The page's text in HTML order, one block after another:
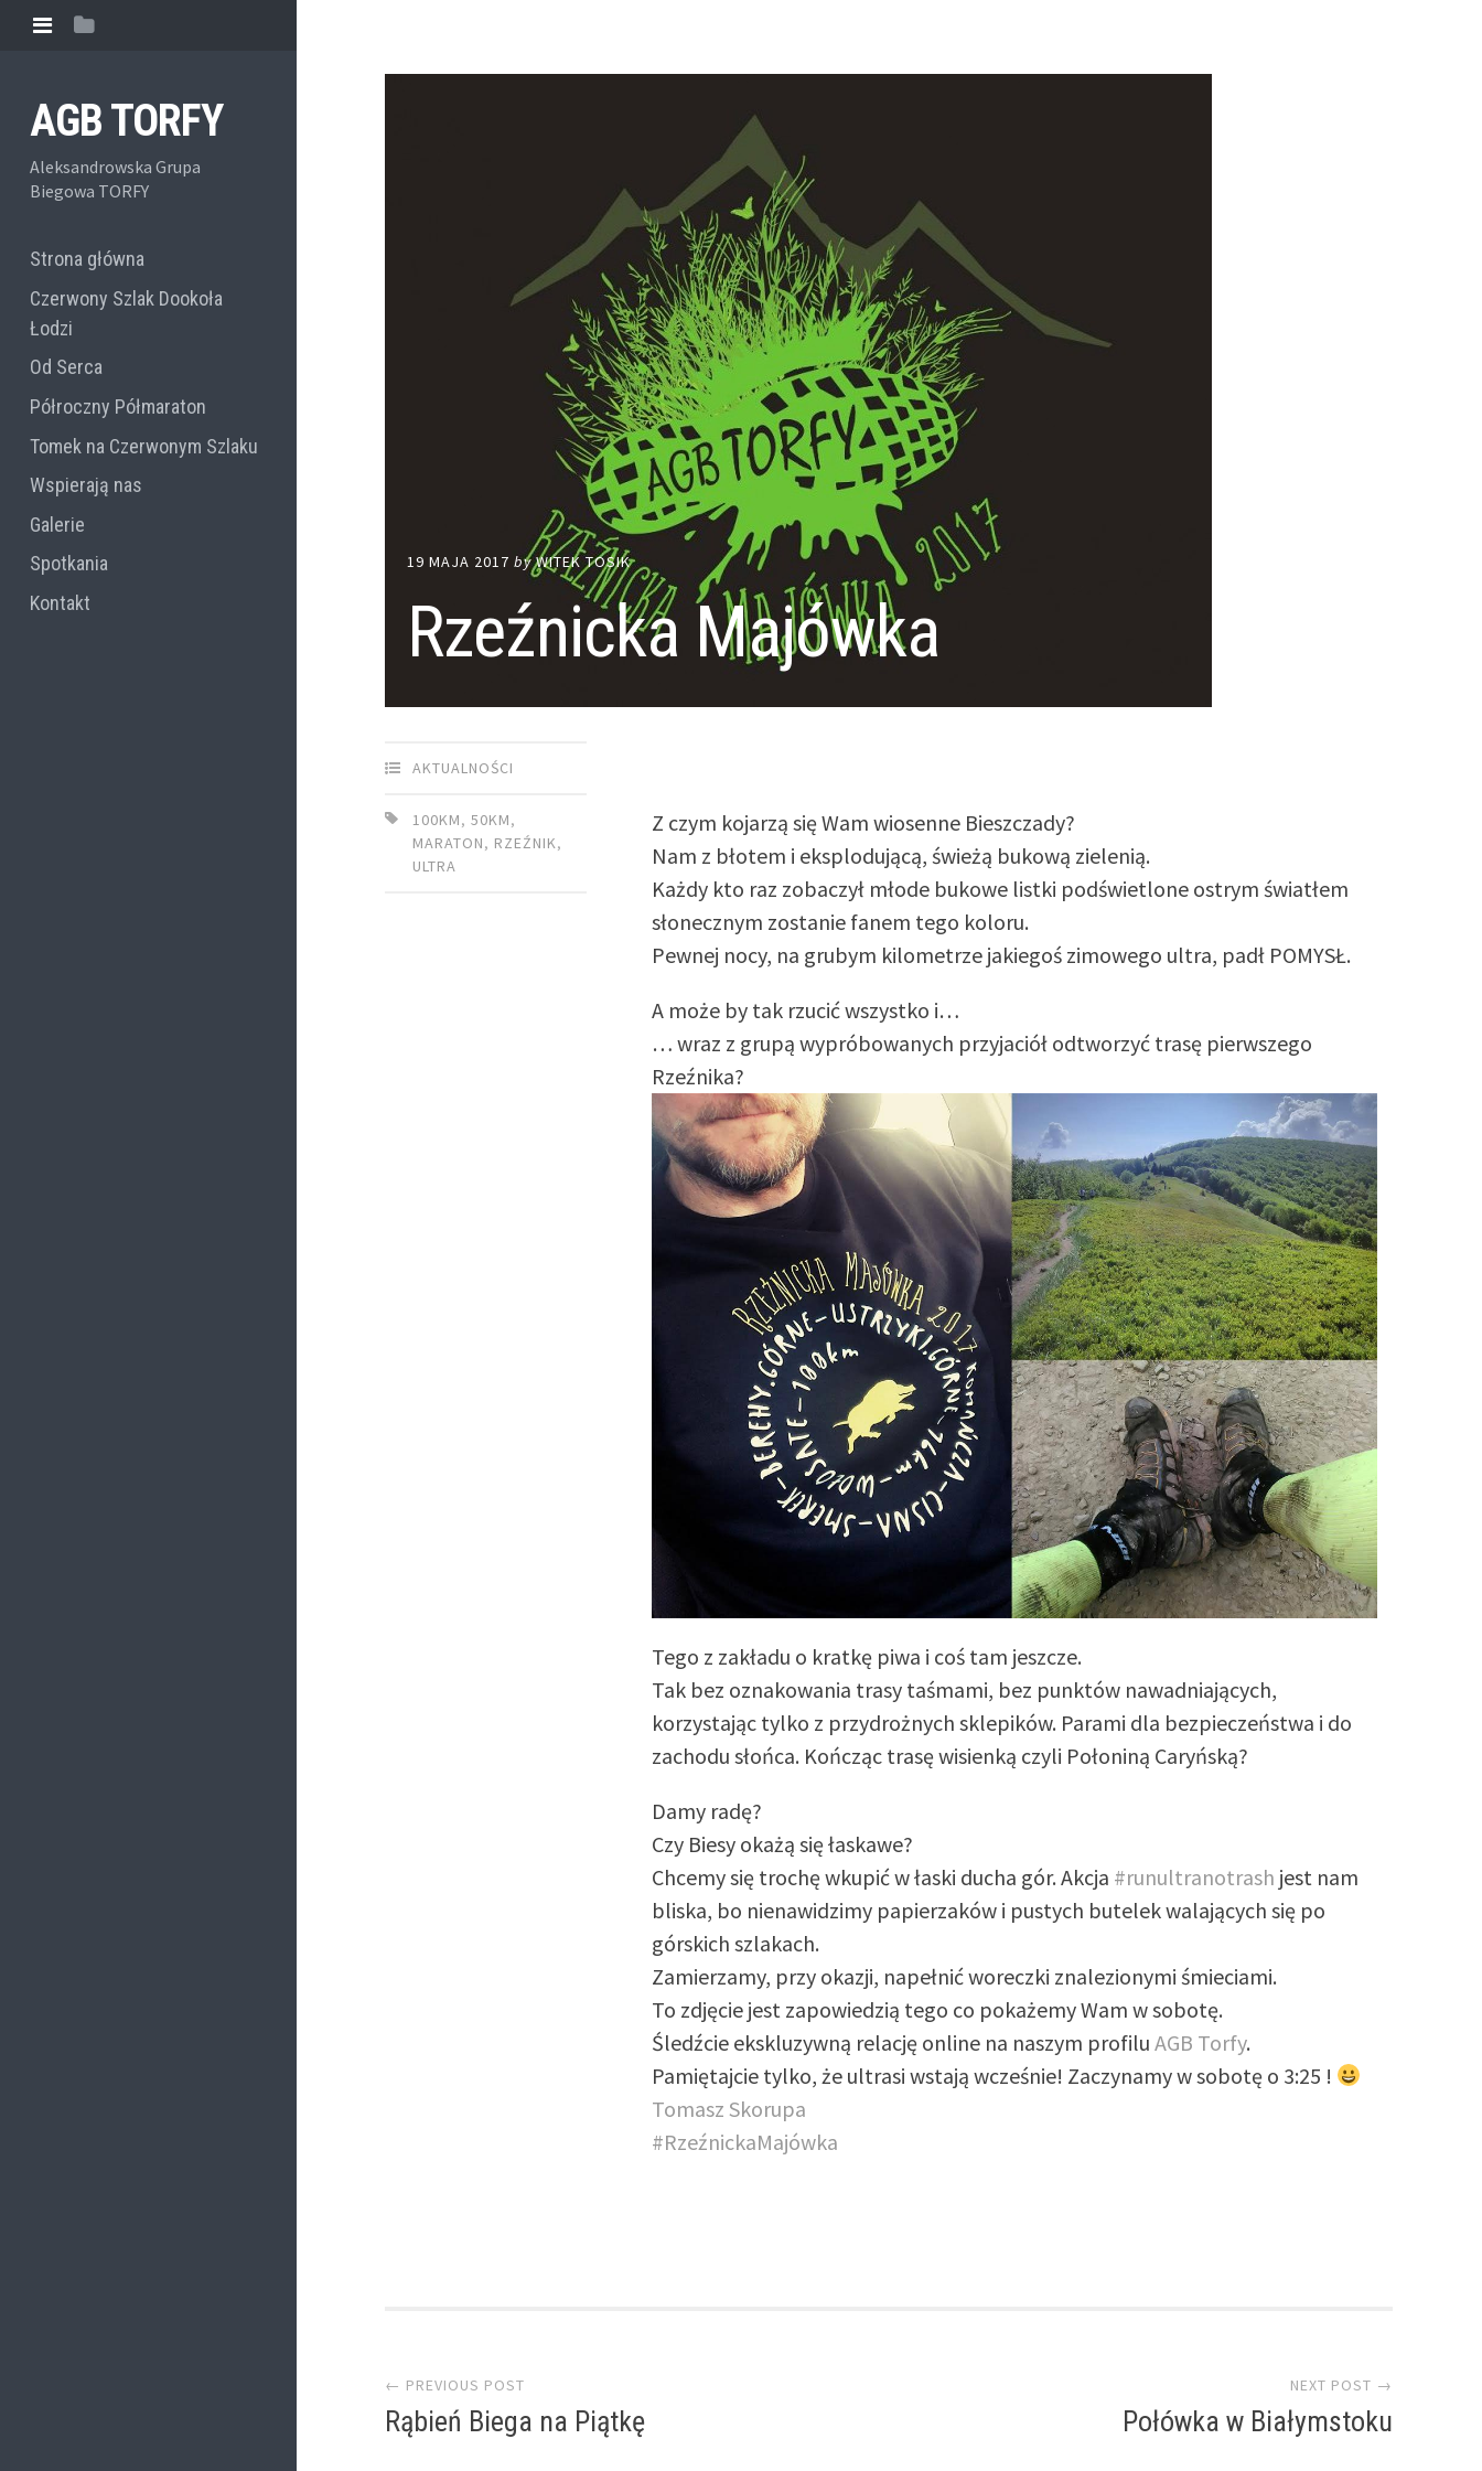
AGB TORFY
Aleksandrowska Grupa
Biegowa TORFY
Strona główna
Czerwony Szlak Dookoła
Łodzi
Od Serca
Półroczny Półmaraton
Tomek na Czerwonym Szlaku
Wspierają nas
Galerie
Spotkania
Kontakt
19 MAJA 2017 byWITEK TOSIK
Rzeźnicka Majówka
AKTUALNOŚCI
100KM,50KM,
MARATON, RZEŹNIK,
ULTRA
Z czym kojarzą się Wam wiosenne Bieszczady?
Nam z błotem i eksplodującą, świeżą bukową zielenią.
Każdy kto raz zobaczył młode bukowe listki podświetlone ostrym światłem
słonecznym zostanie fanem tego koloru.
Pewnej nocy, na grubym kilometrze jakiegoś zimowego ultra, padł POMYSŁ.
A może by tak rzucić wszystko i…
… wraz z grupą wypróbowanych przyjaciół odtworzyć trasę pierwszego
Rzeźnika?
Tego z zakładu o kratkę piwa i coś tam jeszcze.
Tak bez oznakowania trasy taśmami, bez punktów nawadniających,
korzystając tylko z przydrożnych sklepików. Parami dla bezpieczeństwa i do
zachodu słońca. Kończąc trasę wisienką czyli Połoniną Caryńską?
Damy radę?
Czy Biesy okażą się łaskawe?
Chcemy się trochę wkupić w łaski ducha gór. Akcja #runultranotrash jest nam
bliska, bo nienawidzimy papierzaków i pustych butelek walających się po
górskich szlakach.
Zamierzamy, przy okazji, napełnić woreczki znalezionymi śmieciami.
To zdjęcie jest zapowiedzią tego co pokażemy Wam w sobotę.
Śledźcie ekskluzywną relację online na naszym profiluAGB Torfy.
Pamiętajcie tylko, że ultrasi wstają wcześnie! Zaczynamy w sobotę o 3:25 !
Tomasz Skorupa
#RzeźnickaMajówka
← PREVIOUS POST
Rąbień Biega na Piątkę
NEXT POST →
Połówka w Białymstoku